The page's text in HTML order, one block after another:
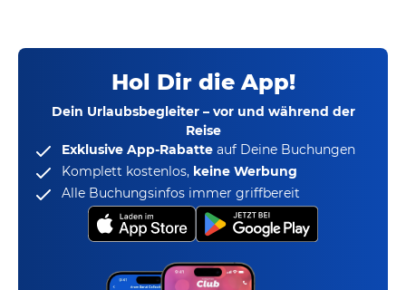
Hol Dir die App!
Dein Urlaubsbegleiter – vor und während der
Reise
Exklusive App-Rabatte auf Deine Buchungen
Komplett kostenlos, keine Werbung
Alle Buchungsinfos immer griffbereit